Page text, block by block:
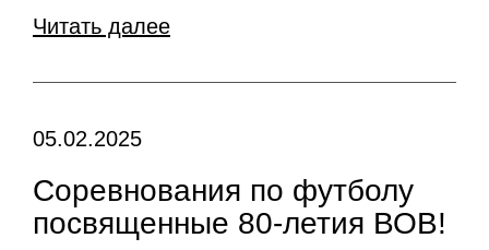
Читать далее
05.02.2025
Соревнования по футболу
посвященные 80-летия ВОВ!